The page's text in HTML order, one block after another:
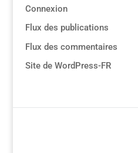
Connexion
Flux des publications
Flux des commentaires
Site de WordPress-FR